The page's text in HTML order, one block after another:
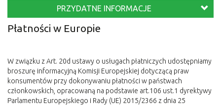
PRZYDATNE INFORMACJE
Płatności w Europie
W związku z Art. 20d ustawy o usługach płatniczych udostępniamy
broszurę informacyjną Komisji Europejskiej dotyczącą praw
konsumentów przy dokonywaniu płatności w państwach
członkowskich, opracowaną na podstawie art.106 ust.1 dyrektywy
Parlamentu Europejskiego i Rady (UE) 2015/2366 z dnia 25